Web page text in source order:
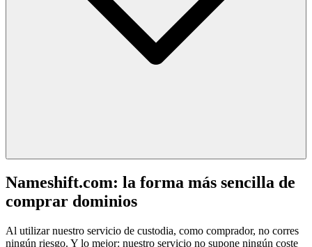
Nameshift.com: la forma más sencilla de
comprar dominios
Al utilizar nuestro servicio de custodia, como comprador, no corres
ningún riesgo. Y lo mejor: nuestro servicio no supone ningún coste